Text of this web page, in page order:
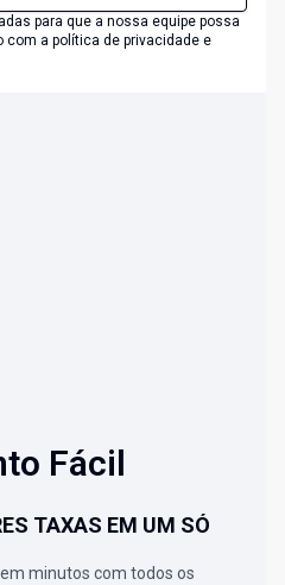
para que a nossa equipe possa
com a política de privacidade e
Fácil
TAXAS EM UM SÓ
minutos com todos os